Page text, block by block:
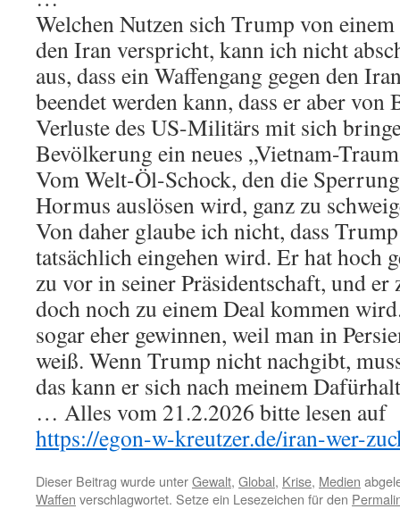
Welchen Nutzen sich Trump von
den Iran verspricht, kann ich nicht
aus, dass ein Waffengang gegen den
beendet werden kann, dass er aber von
Verluste des US-Militärs mit sich
Bevölkerung ein neues „Vietnam-
Vom Welt-Öl-Schock, den die
Hormus auslösen wird, ganz zu
Von daher glaube ich nicht, dass
tatsächlich eingehen wird. Er hat hoch
zu vor in seiner Präsidentschaft, und er
doch noch zu einem Deal kommen
sogar eher gewinnen, weil man in
weiß. Wenn Trump nicht nachgibt,
das kann er sich nach meinem
… Alles vom 21.2.2026 bitte lesen auf
https://egon-w-kreutzer.de/iran-wer-
Dieser Beitrag wurde unterGewalt, Global, Krise, Medien
Waffen verschlagwortet. Setze ein Lesezeichen für den